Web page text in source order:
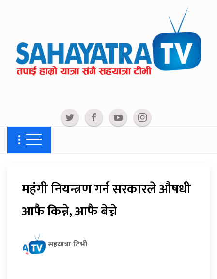
महंगी नियन्त्रण गर्न सरकारले औषधी
आफै किन्ने, आफै बेच्ने
सहयात्रा टिभी